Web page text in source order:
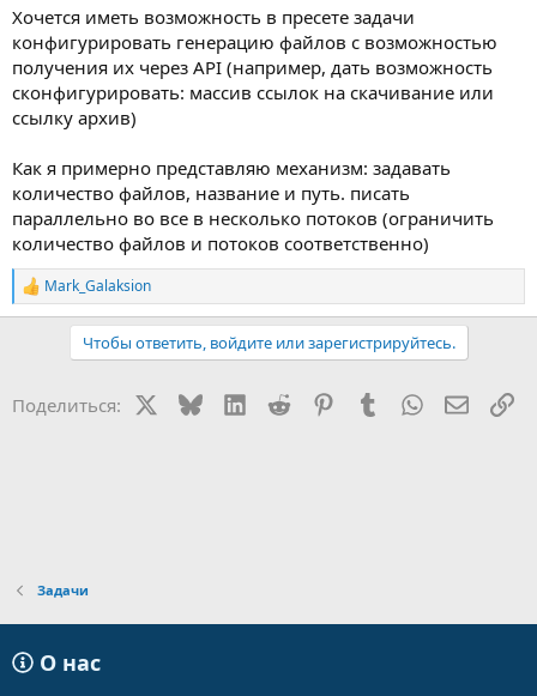
Хочется иметь возможность в пресете задачи
конфигурировать генерацию файлов с возможностью
получения их через API (например, дать возможность
сконфигурировать: массив ссылок на скачивание или
ссылку архив)
Как я примерно представляю механизм: задавать
количество файлов, название и путь. писать
параллельно во все в несколько потоков (ограничить
количество файлов и потоков соответственно)
Р
е
и
Mark_Galaksion
Чтобы ответить, войдите или зарегистрируйтесь.
Поделиться: BlueskyLinkedIn
Reddit PinterestTumblr WhatsApp
Задачи
О нас